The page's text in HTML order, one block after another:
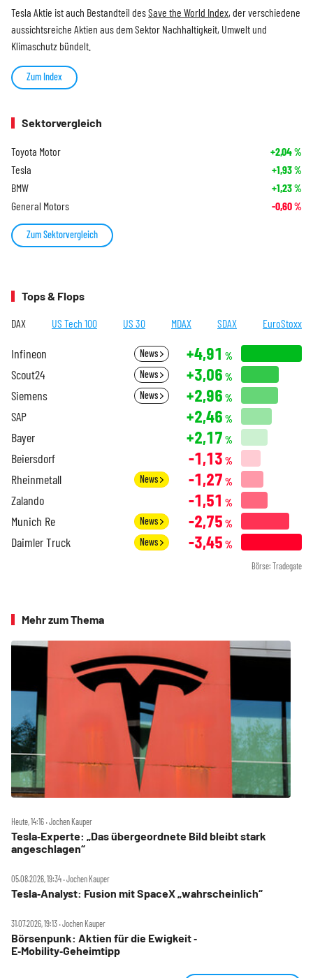
Tesla Aktie ist auch Bestandteil desSave the World Index, der verschiedene
aussichtsreiche Aktien aus dem Sektor Nachhaltigkeit, Umwelt und
Klimaschutz bündelt.
Zum Index
Sektorvergleich
Toyota Motor +2,04%
Tesla +1,93%
BMW +1,23%
General Motors -0,60%
Zum Sektorvergleich
Tops & Flops
DAX US Tech 100 US 30 MDAX SDAX EuroStoxx
Infineon News +4,91 %
Scout24 News +3,06 %
Siemens News +2,96 %
SAP +2,46 %
Bayer +2,17 %
Beiersdorf -1,13 %
Rheinmetall News -1,27 %
Zalando -1,51 %
Munich Re News -2,75 %
Daimler Truck News -3,45 %
Börse: Tradegate
Mehr zum Thema
Heute, 14:16 ‧ Jochen Kauper
Tesla‑Experte: „Das übergeordnete Bild bleibt stark
angeschlagen“
05.08.2026, 19:34 ‧ Jochen Kauper
Tesla‑Analyst: Fusion mit SpaceX „wahrscheinlich“
31.07.2026, 19:13 ‧ Jochen Kauper
Börsenpunk: Aktien für die Ewigkeit ‑
E‑Mobility‑Geheimtipp